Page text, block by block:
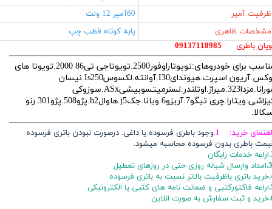
ظرفیت آمپر
60آمپر 12 ولت
مشخصات ظاهری
پایه کوتاه قطب چپ
باطری 09137118985
مناسب برای خودروهای:تویوتاراوفور2500.تویوتاجی تی86 2000.تویوتا های
لوکس.آریون اسپرت.هیوندایI30.آوانته.لکسوسIs250.نیسان
مورانا.مزدا323.میراژ.اوتلندر.لسنرمیتسوبیشیASx.سوزوکی
کیزاشی.ویتارا.چری تیگو7.آریزو6.ویانا.جکj5.هاوالh2.پژو508.پژو301.رنو
خرید: 1.
وجود باطری فرسوده یا داغی. درصورت نبودن باتری فرسوده
باطری بدون فرسوده محاسبه میشود.
3. امداد وارسال شبانه روزی حتی در روزهای تعطیل
خرید باتری باظرفیت بالاتر نسبت به باتری فرسوده
اراعه فاکتورکتبی و ضمانت نامه های کتبی یا الکترونیکی
خرید و ثبت سفارش به صورت انلاین